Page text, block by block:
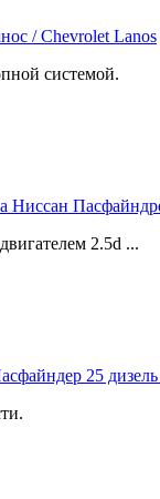
системой.
2.5d ...